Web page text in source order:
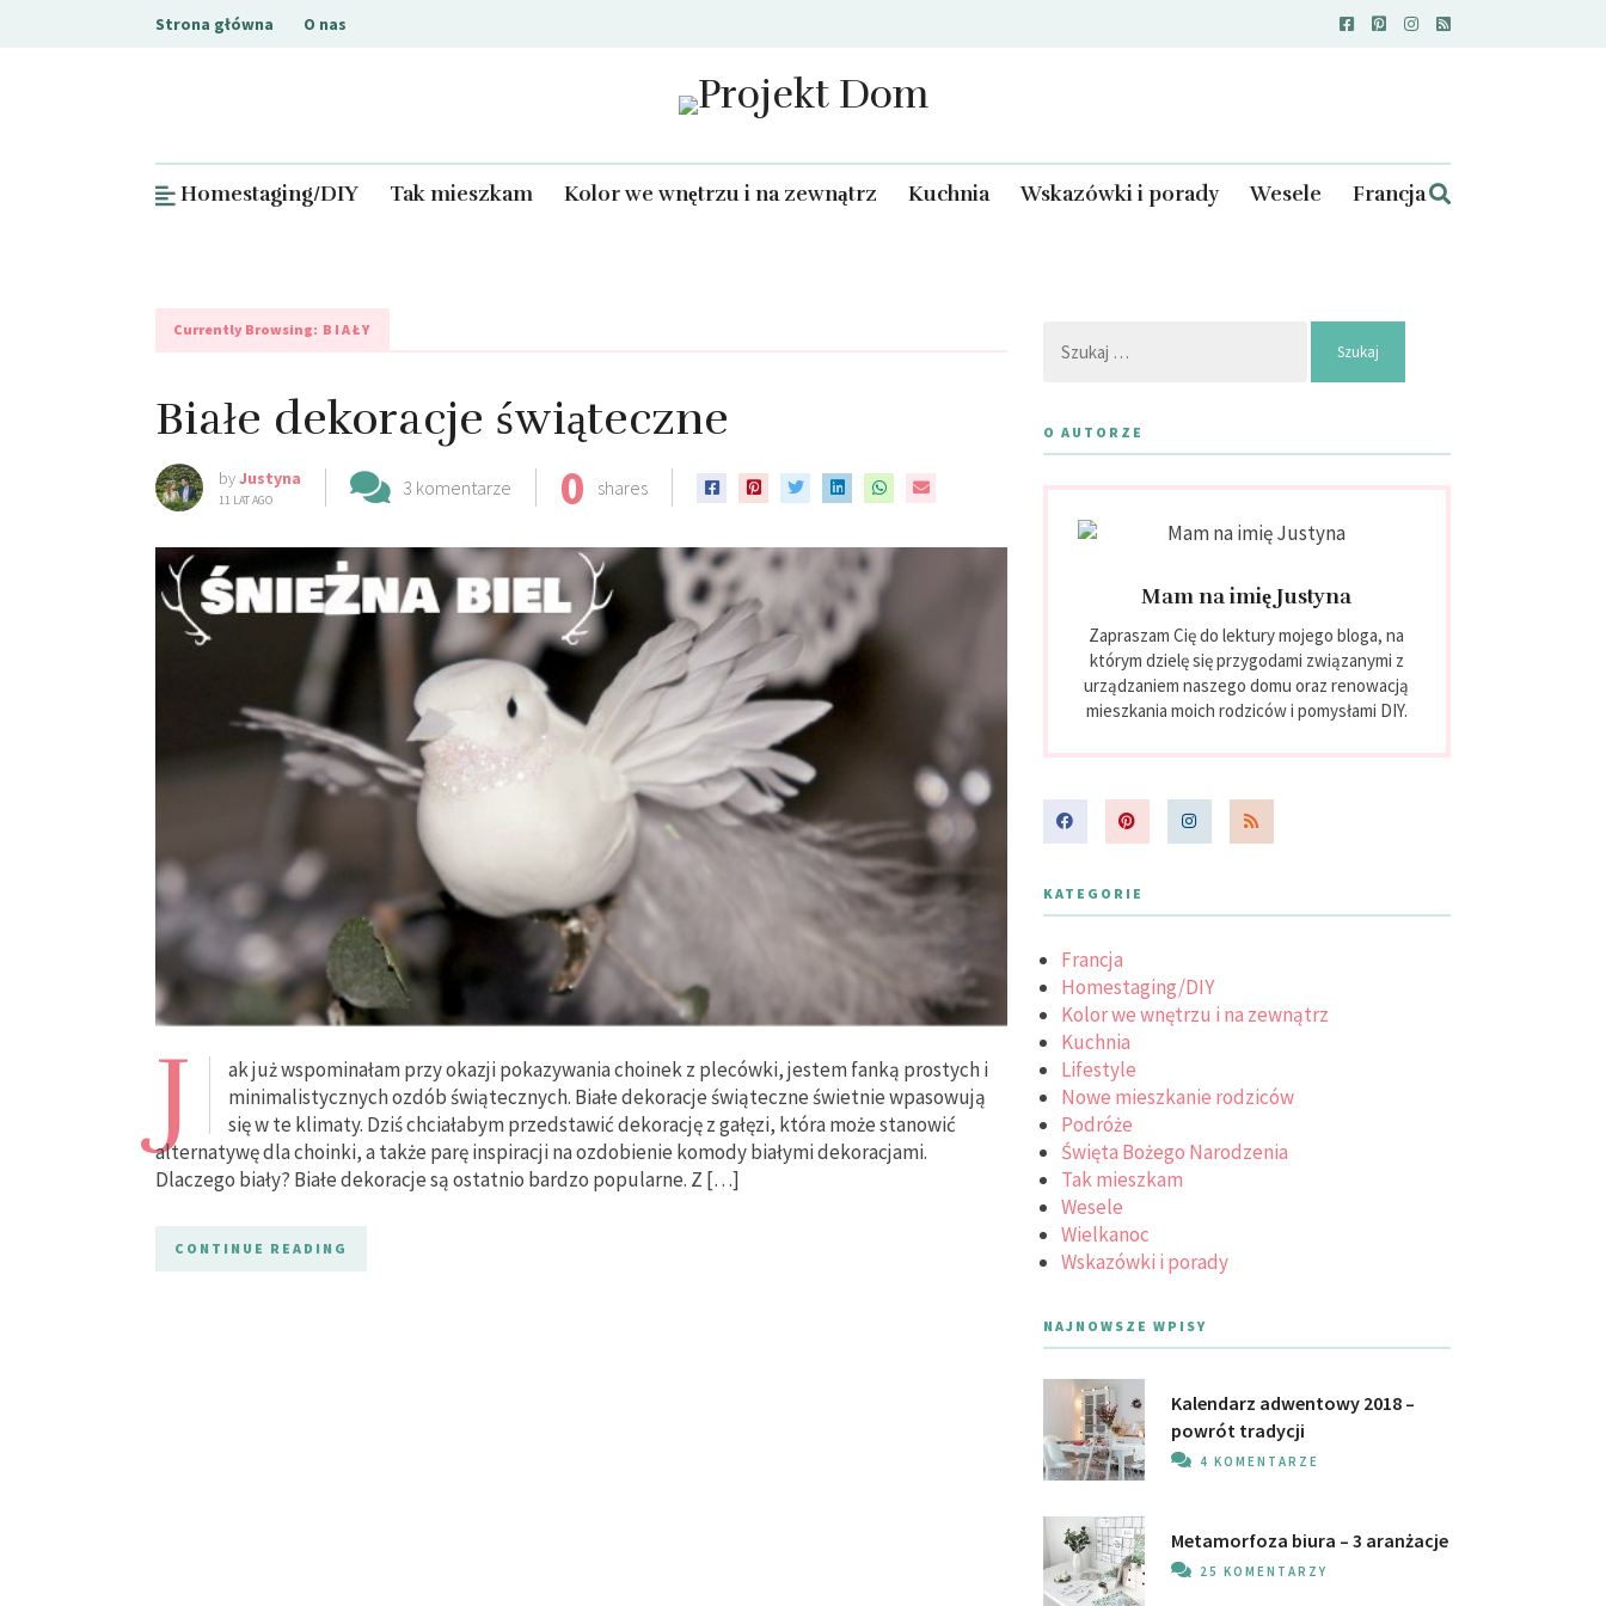
Strona główna O nas
Projekt Dom
Homestaging/DIY Tak mieszkam Kolor we wnętrzu i na zewnątrz Kuchnia Wskazówki i porady Wesele Francja
Currently Browsing: BIAŁY
Białe dekoracje świąteczne
byJustyna
11 LAT AGO
3 komentarze 0 shares
J
ak już wspominałam przy okazji pokazywania choinek z plecówki, jestem fanką prostych i
minimalistycznych ozdób świątecznych. Białe dekoracje świąteczne świetnie wpasowują
się w te klimaty. Dziś chciałabym przedstawić dekorację z gałęzi, która może stanowić
alternatywę dla choinki, a także parę inspiracji na ozdobienie komody białymi dekoracjami.
Dlaczego biały? Białe dekoracje są ostatnio bardzo popularne. Z […]
CONTINUE READING
O AUTORZE
Mam na imię Justyna
Zapraszam Cię do lektury mojego bloga, na
którym dzielę się przygodami związanymi z
urządzaniem naszego domu oraz renowacją
mieszkania moich rodziców i pomysłami DIY.
KATEGORIE
Francja
Homestaging/DIY
Kolor we wnętrzu i na zewnątrz
Kuchnia
Lifestyle
Nowe mieszkanie rodziców
Podróże
Święta Bożego Narodzenia
Tak mieszkam
Wesele
Wielkanoc
Wskazówki i porady
NAJNOWSZE WPISY
Kalendarz adwentowy 2018 –
powrót tradycji
4 KOMENTARZE
Metamorfoza biura – 3 aranżacje
25 KOMENTARZY